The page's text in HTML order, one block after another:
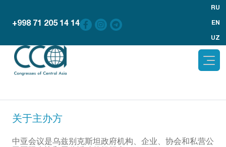
+998 71 205 14 14
RU
EN
UZ
关于主办方
中亚会议是乌兹别克斯坦政府机构、企业、协会和私营公